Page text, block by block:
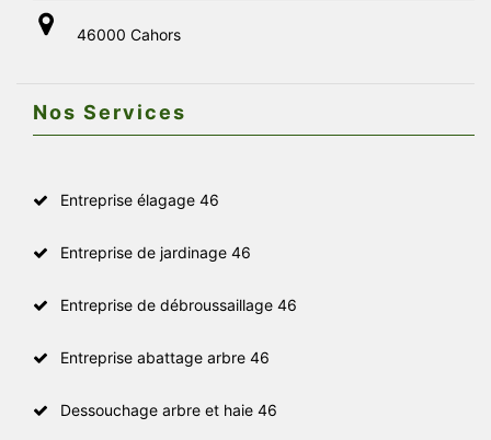
46000 Cahors
Nos Services
Entreprise élagage 46
Entreprise de jardinage 46
Entreprise de débroussaillage 46
Entreprise abattage arbre 46
Dessouchage arbre et haie 46